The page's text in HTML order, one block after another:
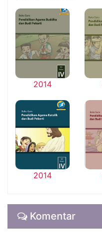
2014
2014
Komentar